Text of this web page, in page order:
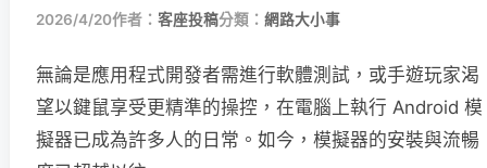
2026/4/20作者： 客座投稿分類： 網路大小事
無論是應用程式開發者需進行軟體測試，或手遊玩家渴
望以鍵鼠享受更精準的操控，在電腦上執行 Android 模
擬器已成為許多人的日常。如今，模擬器的安裝與流暢